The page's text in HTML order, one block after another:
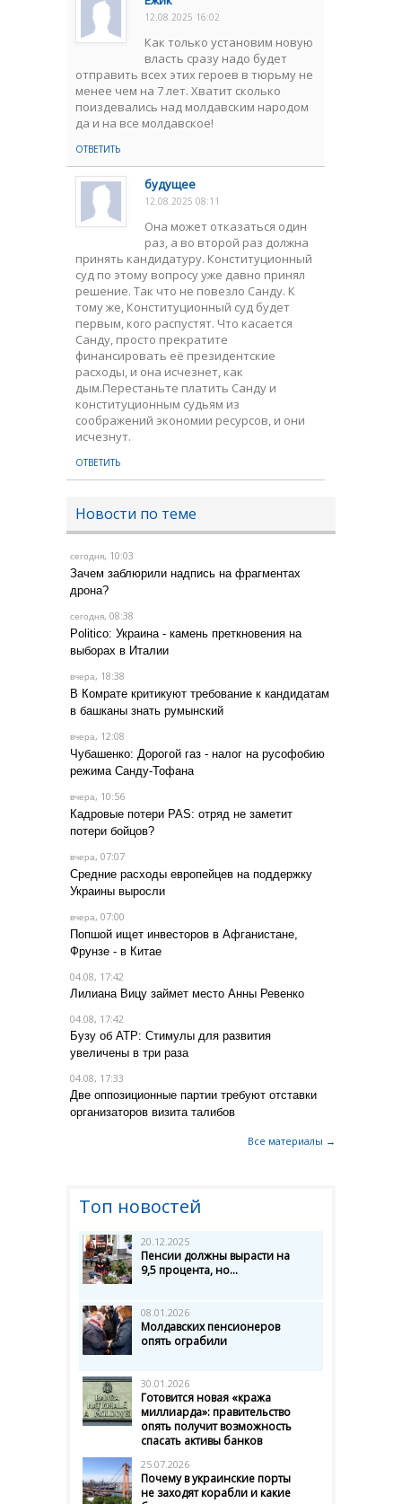
12.08.2025 16:02
Как только установим новую
власть сразу надо будет
отправить всех этих героев в тюрьму не
менее чем на 7 лет. Хватит сколько
поиздевались над молдавским народом
да и на все молдавское!
ОТВЕТИТЬ
будущее
12.08.2025 08:11
Она может отказаться один
раз, а во второй раз должна
принять кандидатуру. Конституционный
суд по этому вопросу уже давно принял
решение. Так что не повезло Санду. К
тому же, Конституционный суд будет
первым, кого распустят. Что касается
Санду, просто прекратите
финансировать её президентские
расходы, и она исчезнет, как
дым.Перестаньте платить Санду и
конституционным судьям из
соображений экономии ресурсов, и они
исчезнут.
ОТВЕТИТЬ
Новости по теме
сегодня, 10:03
Зачем заблюрили надпись на фрагментах
дрона?
сегодня, 08:38
Politico: Украина - камень преткновения на
выборах в Италии
вчера, 18:38
В Комрате критикуют требование к кандидатам
в башканы знать румынский
вчера, 12:08
Чубашенко: Дорогой газ - налог на русофобию
режима Санду-Тофана
вчера, 10:56
Кадровые потери PAS: отряд не заметит
потери бойцов?
вчера, 07:07
Средние расходы европейцев на поддержку
Украины выросли
вчера, 07:00
Попшой ищет инвесторов в Афганистане,
Фрунзе - в Китае
04.08, 17:42
Лилиана Вицу займет место Анны Ревенко
04.08, 17:42
Бузу об АТР: Стимулы для развития
увеличены в три раза
04.08, 17:33
Две оппозиционные партии требуют отставки
организаторов визита талибов
Все материалы →
Топ новостей
20.12.2025
Пенсии должны вырасти на
9,5 процента, но...
08.01.2026
Молдавских пенсионеров
опять ограбили
30.01.2026
Готовится новая «кража
миллиарда»: правительство
опять получит возможность
спасать активы банков
25.07.2026
Почему в украинские порты
не заходят корабли и какие